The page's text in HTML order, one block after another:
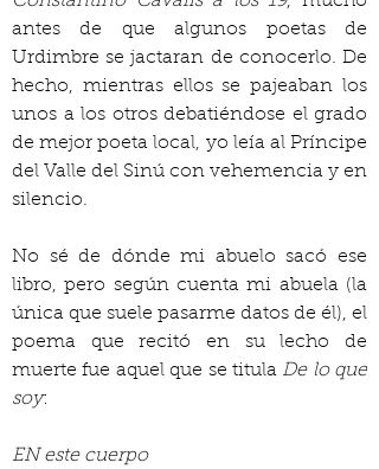
antes de que algunos poetas de
Urdimbre se jactaran de conocerlo. De
hecho, mientras ellos se pajeaban los
unos a los otros debatiéndose el grado
de mejor poeta local, yo leía al Príncipe
del Valle del Sinú con vehemencia y en
silencio.
No sé de dónde mi abuelo sacó ese
libro, pero según cuenta mi abuela (la
única que suele pasarme datos de él), el
poema que recitó en su lecho de
muerte fue aquel que se titula De lo que
soy:
EN este cuerpo